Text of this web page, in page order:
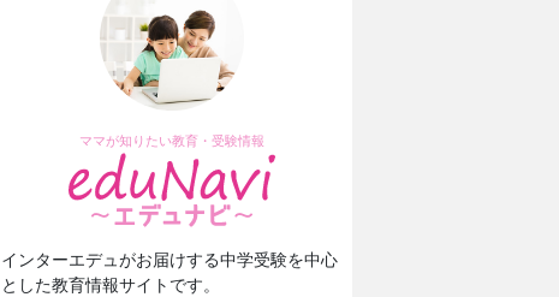
ママが知りたい教育・受験情報
インターエデュがお届けする中学受験を中心
とした教育情報サイトです。